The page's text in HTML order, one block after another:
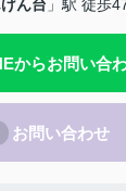
ん台 」駅 徒歩
からお問い合
お問い合わせ